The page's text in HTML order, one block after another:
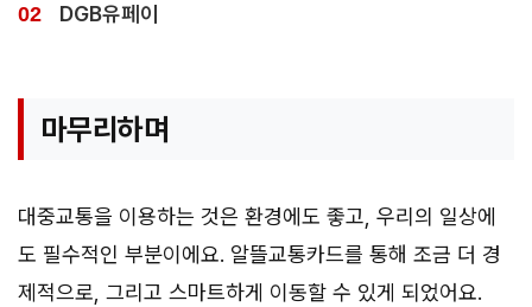
DGB유페이
마무리하며
대중교통을 이용하는 것은 환경에도 좋고, 우리의 일상에
도 필수적인 부분이에요. 알뜰교통카드를 통해 조금 더 경
제적으로, 그리고 스마트하게 이동할 수 있게 되었어요.